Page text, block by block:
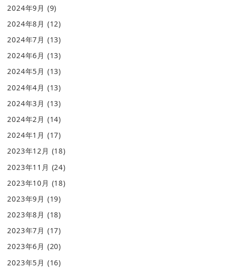
2024年9月 (9)
2024年8月 (12)
2024年7月 (13)
2024年6月 (13)
2024年5月 (13)
2024年4月 (13)
2024年3月 (13)
2024年2月 (14)
2024年1月 (17)
2023年12月 (18)
2023年11月 (24)
2023年10月 (18)
2023年9月 (19)
2023年8月 (18)
2023年7月 (17)
2023年6月 (20)
2023年5月 (16)